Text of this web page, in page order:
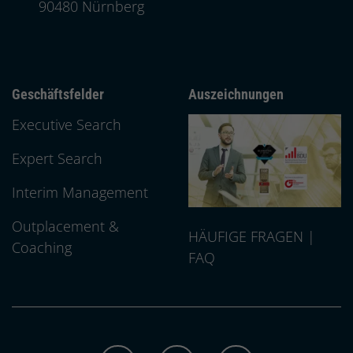
90480 , 9 0 4 8 0
Nürnberg
Geschäftsfelder
Executive Search
Expert Search
Interim Management
Outplacement &
Coaching
Auszeichnungen
HÄUFIGE FRAGEN |
FAQ